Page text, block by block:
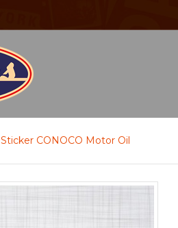
Sticker CONOCO Motor Oil